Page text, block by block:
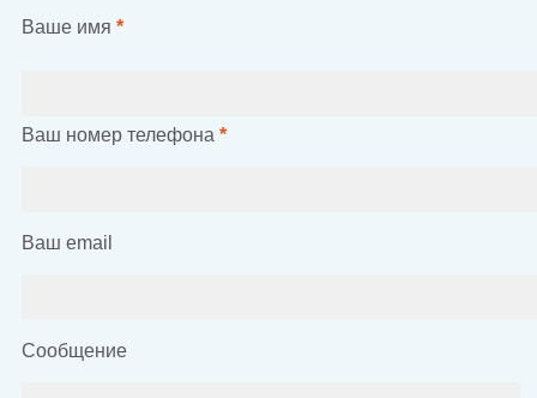
Ваше имя *
Ваш номер телефона *
Ваш email
Сообщение